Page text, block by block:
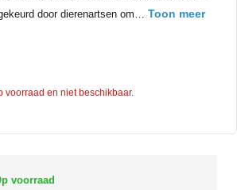
door dierenartsen om… Toon meer
voorraad en niet beschikbaar.
voorraad